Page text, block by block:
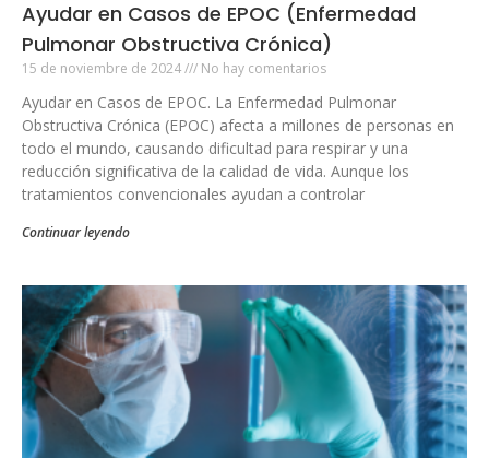
Ayudar en Casos de EPOC (Enfermedad
Pulmonar Obstructiva Crónica)
15 de noviembre de 2024 No hay comentarios
Ayudar en Casos de EPOC. La Enfermedad Pulmonar
Obstructiva Crónica (EPOC) afecta a millones de personas en
todo el mundo, causando dificultad para respirar y una
reducción significativa de la calidad de vida. Aunque los
tratamientos convencionales ayudan a controlar
Continuar leyendo